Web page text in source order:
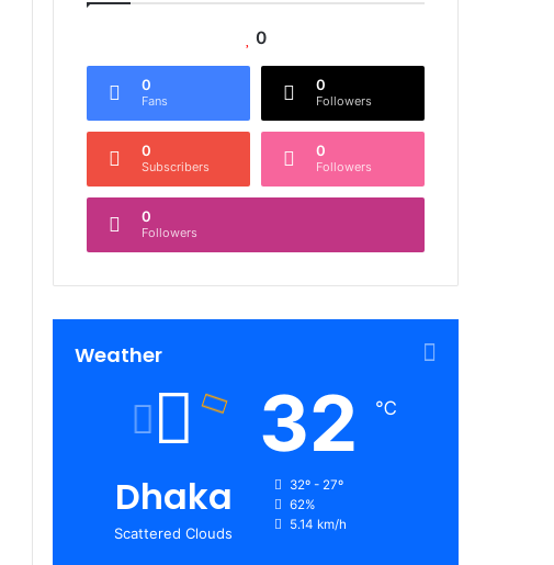
0
0
Fans
0
Followers
0
Subscribers
0
Followers
0
Followers
Weather
Dhaka
Scattered Clouds
32 ℃
32º - 27º
62%
5.14 km/h